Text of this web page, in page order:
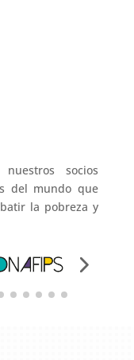
socios
del mundo que
la pobreza y